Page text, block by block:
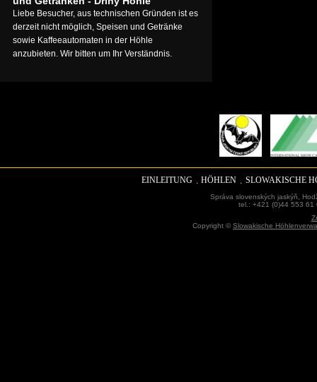
Liebe Besucher, aus technischen Gründen ist es
derzeit nicht möglich, Speisen und Getränke
sowie Kaffeeautomaten in der Höhle
anzubieten. Wir bitten um Ihr Verständnis.
EINLEITUNG HÖHLEN SLOWAKISCHE
Správa slovenských jaskýň,
tel.: +421 (0)44 553
Copyright ©Slowakische